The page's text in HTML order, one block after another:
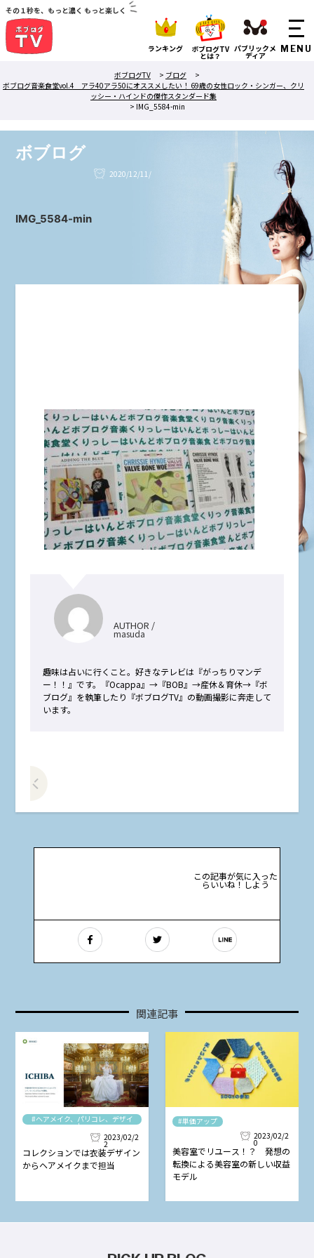
その１秒を、もっと濃く もっと楽しく
ランキング ボブログTV
とは？
パブリックメ
ディア
ボブログTV
> ブログ
>
ボブログ音楽食堂vol.4 アラ40アラ50にオススメしたい！ 69歳の女性ロック・シンガー、クリ
ッシー・ハインドの傑作スタンダード集
> IMG_5584-min
ボブログ
2020/12/11/
IMG_5584-min
AUTHOR /
masuda
趣味は占いに行くこと。好きなテレビは『がっちりマンデ
ー！！』です。『Ocappa』→『BOB』→産休＆育休→『ボ
ブログ』を執筆したり『ボブログTV』の動画撮影に奔走して
います。
この記事が気に入った
らいいね！しよう
関連記事
#ヘアメイク、パリコレ、デザイ
ナー
2023/02/2
2
コレクションでは衣装デザイン
からヘアメイクまで担当
#単価アップ
2023/02/2
0
美容室でリユース！？ 発想の
転換による美容室の新しい収益
モデル